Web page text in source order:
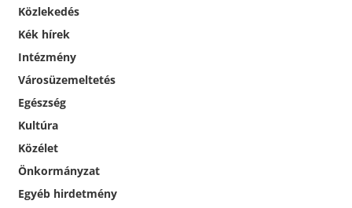
Közlekedés
Kék hírek
Intézmény
Városüzemeltetés
Egészség
Kultúra
Közélet
Önkormányzat
Egyéb hirdetmény